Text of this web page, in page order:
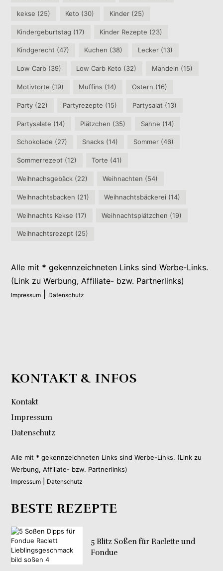
kekse (25) Keto (30) Kinder(25)
Kindergeburtstag (17) Kinder Rezepte (23)
Kindgerecht (47) Kuchen (38) Lecker(13)
Low Carb (39) Low Carb Keto (32) Mandeln (15)
Motivtorte (19) Muffins (14) Ostern (16)
Party (22) Partyrezepte (15) Partysalat (13)
Partysalate (14) Plätzchen (35) Sahne (14)
Schokolade (27) Snacks (14) Sommer(46)
Sommerrezept (12) Torte (41)
Weihnachsgebäck (22) Weihnachten (54)
Weihnachtsbacken (21) Weihnachtsbäckerei (14)
Weihnachts Kekse (17) Weihnachtsplätzchen (19)
Weihnachtsrezept (25)
Alle mit * gekennzeichneten Links sind Werbe-Links.
(Link zu Werbung, Affiliate- bzw. Partnerlinks)
Impressum Datenschutz
KONTAKT & INFOS
Kontakt
Impressum
Datenschutz
Alle mit * gekennzeichneten Links sind Werbe-Links. (Link zu
Werbung, Affiliate- bzw. Partnerlinks)
Impressum Datenschutz
BESTE REZEPTE
5 Blitz Soßen für Raclette und
Fondue